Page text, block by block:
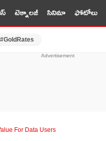
టెక్నాలజీ సినిమా ఫోటోలు
#GoldRates
For Data Users